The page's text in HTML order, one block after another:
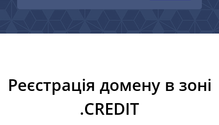
Реєстрація домену в зоні
.CREDIT